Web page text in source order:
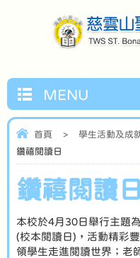
MENU
首頁 > 學生活動及成
鑽禧閱讀日
鑽禧閱讀日
本校於4月30日舉行主題
(校本閱讀日)，活動精彩
領學生走進閱讀世界；老